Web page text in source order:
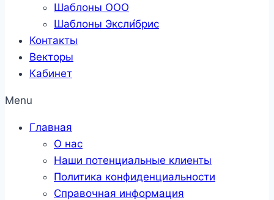
Шаблоны ООО
Шаблоны Эксли́брис
Контакты
Векторы
Кабинет
Menu
Главная
О нас
Наши потенциальные клиенты
Политика конфиденциальности
Справочная информация